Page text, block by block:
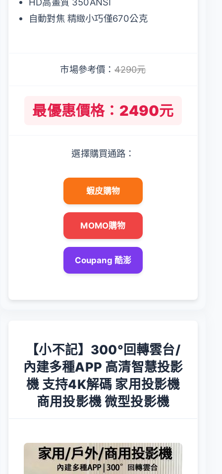
自動對焦 精緻小巧僅670公克
市場參考價：4290元
最優惠價格：2490元
選擇購買通路：
蝦皮購物
MOMO購物
Coupang 酷澎
【小不記】300°回轉雲台/
內建多種APP 高清智慧投影
機 支持4K解碼 家用投影機
商用投影機 微型投影機